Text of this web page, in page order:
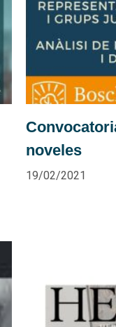
noveles
19/02/2021